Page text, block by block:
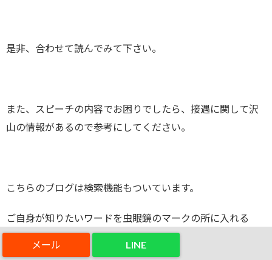
LINE
是非、合わせて読んでみて下さい。
また、スピーチの内容でお困りでしたら、接遇に関して沢
山の情報があるので参考にしてください。
こちらのブログは検索機能もついています。
ご自身が知りたいワードを虫眼鏡のマークの所に入れる
と、関連した記事がヒットして来ます。